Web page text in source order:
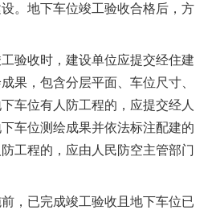
。地下车位竣工验收合格后，方
验收时，建设单位应提交经住建
果，包含分层平面、车位尺寸、
车位有人防工程的，应提交经人
车位测绘成果并依法标注配建的
工程的，应由人民防空主管部门
，已完成竣工验收且地下车位已